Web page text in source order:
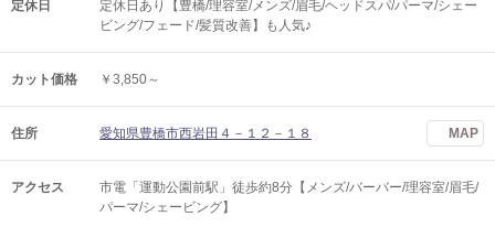
定休日
定休日あり【豊橋/理容室/メンズ/眉毛/ヘッドスパ/パーマ/シェー
ビング/フェード/髪質改善】も人気♪
カット価格 ￥3,850～
住所 愛知県豊橋市西岩田４－１２－１８ MAP
アクセス
市電「運動公園前駅」徒歩約8分【メンズ/バーバー/理容室/眉毛/
パーマ/シェービング】